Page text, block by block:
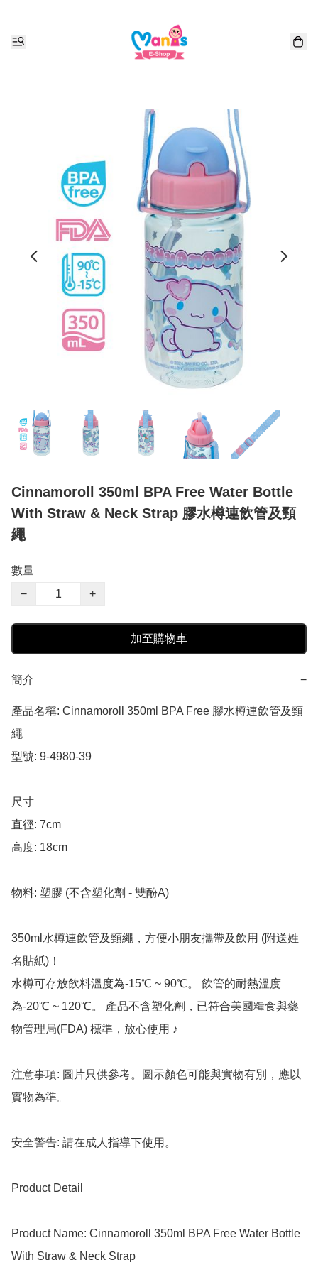
Cinnamoroll 350ml BPA Free Water Bottle
With Straw & Neck Strap 膠水樽連飲管及頸
繩
數量
−
+
加至購物車
簡介 −
產品名稱: Cinnamoroll 350ml BPA Free 膠水樽連飲管及頸
繩
型號: 9-4980-39
尺寸
直徑: 7cm
高度: 18cm
物料: 塑膠 (不含塑化劑 - 雙酚A)
350ml水樽連飲管及頸繩，方便小朋友攜帶及飲用 (附送姓
名貼紙)！
水樽可存放飲料溫度為-15℃ ~ 90℃。 飲管的耐熱溫度
為-20℃ ~ 120℃。 產品不含塑化劑，已符合美國糧食與藥
物管理局(FDA) 標準，放心使用 ♪
注意事項: 圖片只供參考。圖示顏色可能與實物有別，應以
實物為準。
安全警告: 請在成人指導下使用。
Product Detail
Product Name: Cinnamoroll 350ml BPA Free Water Bottle
With Straw & Neck Strap